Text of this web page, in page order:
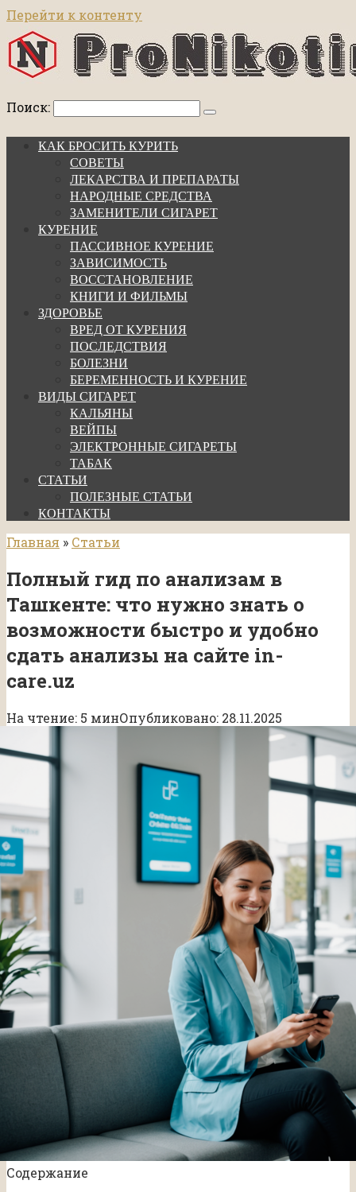
Перейти к контенту
Поиск:
КАК БРОСИТЬ КУРИТЬ
СОВЕТЫ
ЛЕКАРСТВА И ПРЕПАРАТЫ
НАРОДНЫЕ СРЕДСТВА
ЗАМЕНИТЕЛИ СИГАРЕТ
КУРЕНИЕ
ПАССИВНОЕ КУРЕНИЕ
ЗАВИСИМОСТЬ
ВОССТАНОВЛЕНИЕ
КНИГИ И ФИЛЬМЫ
ЗДОРОВЬЕ
ВРЕД ОТ КУРЕНИЯ
ПОСЛЕДСТВИЯ
БОЛЕЗНИ
БЕРЕМЕННОСТЬ И КУРЕНИЕ
ВИДЫ СИГАРЕТ
КАЛЬЯНЫ
ВЕЙПЫ
ЭЛЕКТРОННЫЕ СИГАРЕТЫ
ТАБАК
СТАТЬИ
ПОЛЕЗНЫЕ СТАТЬИ
КОНТАКТЫ
Главная » Статьи
Полный гид по анализам в
Ташкенте: что нужно знать о
возможности быстро и удобно
сдать анализы на сайте in-
care.uz
На чтение: 5 минОпубликовано: 28.11.2025
Содержание